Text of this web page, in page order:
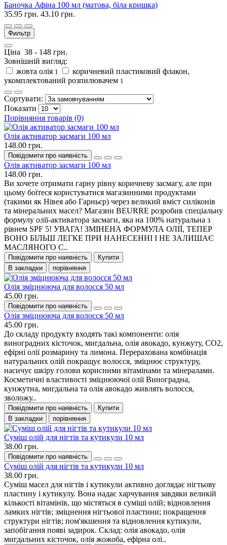
Баночка Афіна 100 мл (матова, біла кришка)
35.95 грн. 43.10 грн.
Фильтр
Ціна 38 - 148 грн.
Зовнішній вигляд:
жовта олія 1
коричневий пластиковий флакон,
укомплектований розпилювачем 1
Сортувати:
Показати
Порівняння товарів (0)
Олія активатор засмаги 100 мл
148.00 грн.
Повідомити про наявність
Олія активатор засмаги 100 мл
148.00 грн.
Ви хочете отримати гарну рівну коричневу засмагу, але при
цьому боїтеся користуватися магазинними продуктами
(такими як Нівея або Гарньєр) через великий вміст силіконів
та мінеральних масел? Магазин BEURRE розробив спеціальну
формулу олії-активатора засмаги, яка на 100% натуральна з
рівнем SPF 5! УВАГА! ЗМІНЕНА ФОРМУЛА ОЛІЇ, ТЕПЕР
ВОНО БІЛЬШ ЛЕГКЕ ПРИ НАНЕСЕННІ І НЕ ЗАЛИШАЄ
МАСЛЯНОГО С..
Повідомити про наявність
Купити
В закладки
порівняння
Олія зміцнююча для волосся 50 мл
45.00 грн.
Повідомити про наявність
Олія зміцнююча для волосся 50 мл
45.00 грн.
До складу продукту входять такі компоненти: олія
виноградних кісточок, мигдальна, олія авокадо, кунжуту, СО2,
ефірні олії розмарину та лимона. Перерахована комбінація
натуральних олій покращує волосся, зміцнює структуру,
насичує шкіру голови корисними вітамінами та мінералами.
Косметичні властивості зміцнюючої олії Виноградна,
кунжутна, мигдальна та олія авокадо живлять волосся,
зволожу..
Повідомити про наявність
Купити
В закладки
порівняння
Суміш олій для нігтів та кутикули 10 мл
38.00 грн.
Повідомити про наявність
Суміш олій для нігтів та кутикули 10 мл
38.00 грн.
Суміш масел для нігтів і кутикули активно доглядає нігтьову
пластину і кутикулу. Вона надає харчування завдяки великій
кількості вітамінів, що містяться в суміші олій; відновлення
ламких нігтів; зміцнення нігтьової пластини; покращення
структури нігтів; пом'якшення та відновлення кутикули,
запобігання появі задирок. Склад: олія авокадо, олія
мигдальних кісточок, олія жожоба, ефірна олі..